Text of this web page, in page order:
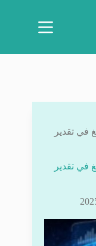
في تقدير
في تقدير